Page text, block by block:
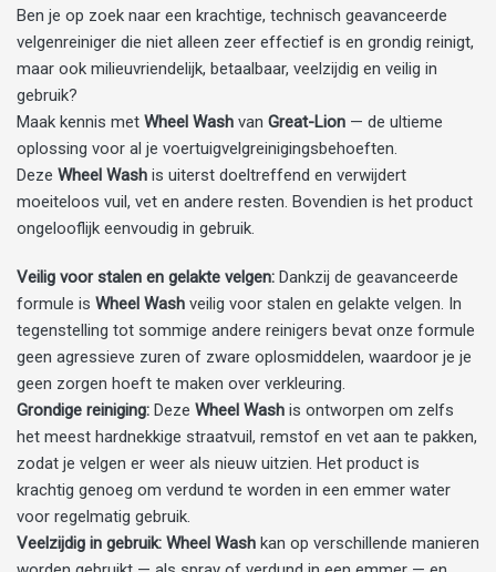
Ben je op zoek naar een krachtige, technisch geavanceerde
velgenreiniger die niet alleen zeer effectief is en grondig reinigt,
maar ook milieuvriendelijk, betaalbaar, veelzijdig en veilig in
gebruik?
Maak kennis met Wheel Wash van Great-Lion — de ultieme
oplossing voor al je voertuigvelgreinigingsbehoeften.
Deze Wheel Wash is uiterst doeltreffend en verwijdert
moeiteloos vuil, vet en andere resten. Bovendien is het product
ongelooflijk eenvoudig in gebruik.
Veilig voor stalen en gelakte velgen: Dankzij de geavanceerde
formule is Wheel Wash veilig voor stalen en gelakte velgen. In
tegenstelling tot sommige andere reinigers bevat onze formule
geen agressieve zuren of zware oplosmiddelen, waardoor je je
geen zorgen hoeft te maken over verkleuring.
Grondige reiniging: Deze Wheel Wash is ontworpen om zelfs
het meest hardnekkige straatvuil, remstof en vet aan te pakken,
zodat je velgen er weer als nieuw uitzien. Het product is
krachtig genoeg om verdund te worden in een emmer water
voor regelmatig gebruik.
Veelzijdig in gebruik: Wheel Wash kan op verschillende manieren